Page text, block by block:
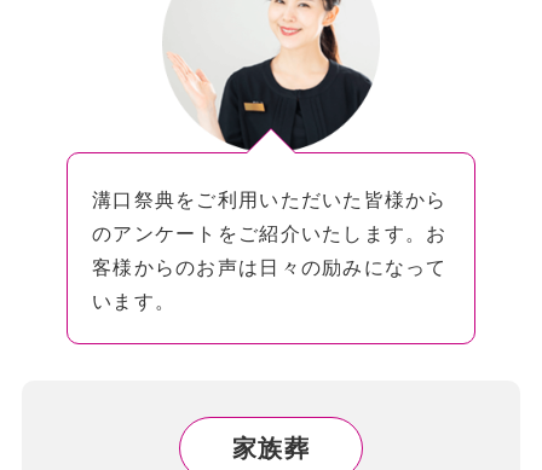
溝口祭典をご利用いただいた皆様から
のアンケートをご紹介いたします。お
客様からのお声は日々の励みになって
います。
家族葬